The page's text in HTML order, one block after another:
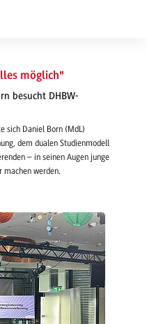
möglich"
besucht DHBW-
sich Daniel Born (MdL)
dem dualen Studienmodell
– in seinen Augen junge
machen werden.